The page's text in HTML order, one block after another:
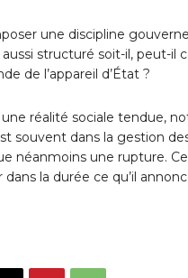
une discipline
structuré soit-il, peut-il
de l’appareil d’État ?
réalité sociale tendue,
souvent dans la gestion
néanmoins une rupture.
la durée ce qu’il